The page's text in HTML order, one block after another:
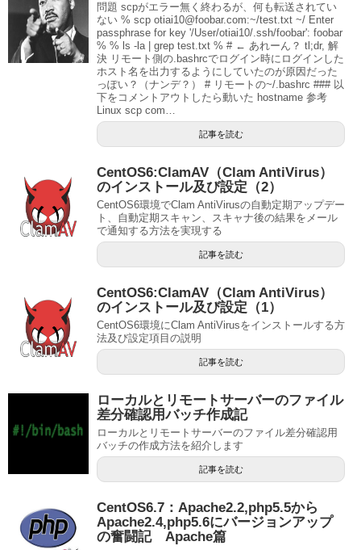
問題 scpがエラー無く終わるが、何も転送されてい
ない % scp otiai10@foobar.com:~/test.txt ~/ Enter
passphrase for key '/User/otiai10/.ssh/foobar': foobar
% % ls -la | grep test.txt % # ← あれーん？ tl;dr, 解
決 リモート側の.bashrcでログイン時にログインした
ホスト名を出力するようにしていたのが原因だった
っぽい？（ナンデ？） # リモートの~/.bashrc ### 以
下をコメントアウトしたら動いた hostname 参考
Linux scp com…
記事を読む
CentOS6:ClamAV（Clam AntiVirus）
のインストール及び設定（2）
CentOS6環境でClam AntiVirusの自動定期アップデー
ト、自動定期スキャン、スキャナ後の結果をメール
で通知する方法を実現する
記事を読む
CentOS6:ClamAV（Clam AntiVirus）
のインストール及び設定（1）
CentOS6環境にClam AntiVirusをインストールする方
法及び設定項目の説明
記事を読む
ローカルとリモートサーバーのファイル
差分確認用バッチ作成記
ローカルとリモートサーバーのファイル差分確認用
バッチの作成方法を紹介します
記事を読む
CentOS6.7：Apache2.2,php5.5から
Apache2.4,php5.6にバージョンアップ
の奮闘記 Apache篇